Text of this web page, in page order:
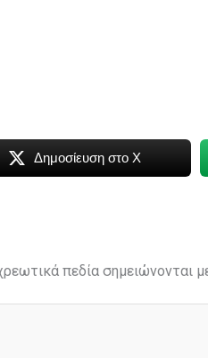
Δημοσίευση στο X
πεδία σημειώνονται